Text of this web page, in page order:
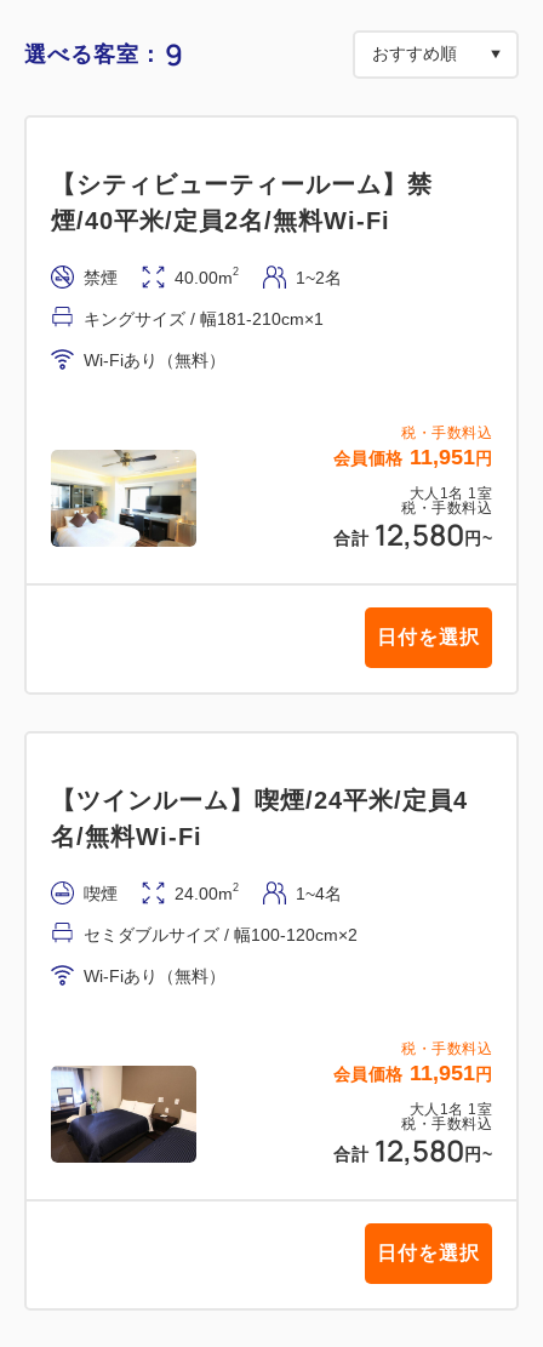
↓↓下記のご案内を必ずご確認下さい(当プランご利用
のお客様は下記ご案内をご確認頂き、同意されたもの
※チェックイン予定時刻が変更になる場合には必ずホ
テルリブマックス東銀座(03-3547-0550)までご連絡
をお願い致します。
◆連泊の客室清掃について◆
望制でございます。（無料）
ゴミ袋に関しましては、連日回収致します。午前8：
00～12：00までに袋に纏めてお部屋の外(廊下)にお
出しください。スタッフが回収させて頂きます。
選べる客室： 9
税・手数料込
会員価格 11,951円
大人 1 名 1 室
税・手数料込
合計 12,580 円~
【シティビューティールーム】禁
煙/40平米/定員2名/無料Wi-Fi
禁煙 40.00m2 1~2名
キングサイズ / 幅181-210cm×1
Wi-Fiあり（無料）
日付を選択
税・手数料込
会員価格 11,951円
大人 1 名 1 室
税・手数料込
合計 12,580 円~
【ツインルーム】喫煙/24平米/定員4
名/無料Wi-Fi
喫煙 24.00m2 1~4名
セミダブルサイズ / 幅100-120cm×2
Wi-Fiあり（無料）
日付を選択